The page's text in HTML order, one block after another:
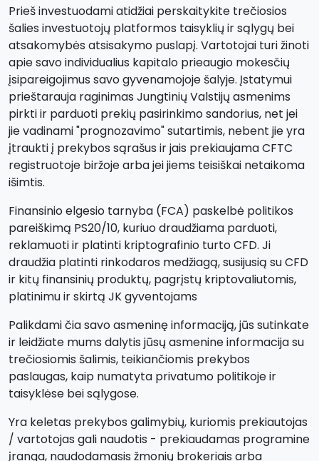
Prieš investuodami atidžiai perskaitykite trečiosios
šalies investuotojų platformos taisyklių ir sąlygų bei
atsakomybės atsisakymo puslapį. Vartotojai turi žinoti
apie savo individualius kapitalo prieaugio mokesčių
įsipareigojimus savo gyvenamojoje šalyje. Įstatymui
prieštarauja raginimas Jungtinių Valstijų asmenims
pirkti ir parduoti prekių pasirinkimo sandorius, net jei
jie vadinami "prognozavimo" sutartimis, nebent jie yra
įtraukti į prekybos sąrašus ir jais prekiaujama CFTC
registruotoje biržoje arba jei jiems teisiškai netaikoma
išimtis.
Finansinio elgesio tarnyba (FCA) paskelbė politikos
pareiškimą PS20/10, kuriuo draudžiama parduoti,
reklamuoti ir platinti kriptografinio turto CFD. Ji
draudžia platinti rinkodaros medžiagą, susijusią su CFD
ir kitų finansinių produktų, pagrįstų kriptovaliutomis,
platinimu ir skirtą JK gyventojams
Palikdami čia savo asmeninę informaciją, jūs sutinkate
ir leidžiate mums dalytis jūsų asmenine informacija su
trečiosiomis šalimis, teikiančiomis prekybos
paslaugas, kaip numatyta privatumo politikoje ir
taisyklėse bei sąlygose.
Yra keletas prekybos galimybių, kuriomis prekiautojas
/ vartotojas gali naudotis - prekiaudamas programine
įranga, naudodamasis žmonių brokeriais arba